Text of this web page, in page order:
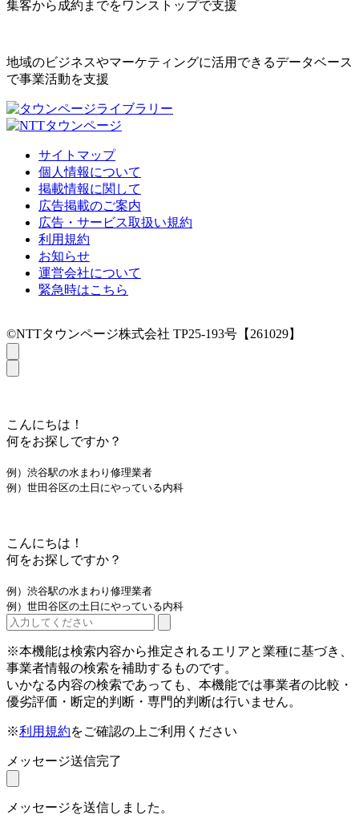
集客から成約までをワンストップで支援
地域のビジネスやマーケティングに活用できるデータベース
で事業活動を支援
サイトマップ
個人情報について
掲載情報に関して
広告掲載のご案内
広告・サービス取扱い規約
利用規約
お知らせ
運営会社について
緊急時はこちら
©NTTタウンページ株式会社 TP25-193号【261029】
こんにちは！
何をお探しですか？
例）渋谷駅の水まわり修理業者
例）世田谷区の土日にやっている内科
こんにちは！
何をお探しですか？
例）渋谷駅の水まわり修理業者
例）世田谷区の土日にやっている内科
※本機能は検索内容から推定されるエリアと業種に基づき、
事業者情報の検索を補助するものです。
いかなる内容の検索であっても、本機能では事業者の比較・
優劣評価・断定的判断・専門的判断は行いません。
※利用規約をご確認の上ご利用ください
メッセージ送信完了
メッセージを送信しました。